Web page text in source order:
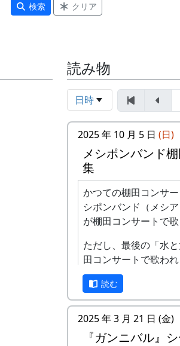
検索 クリア
読み物
日時
2025 年 10 月 5 日 (日)
メシポンバンド
集
かつての棚田コンサ
シポンバンド（メシ
が棚田コンサートで歌
ただし、最後の「水
田コンサートで歌わ
が、実際に棚田コンサ
はありませんでした。
棚田のうた ～ふ
～
読む
2025 年 3 月 21 日 (金)
『ガンニバル』